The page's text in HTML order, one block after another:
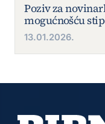
Poziv za
mogućnošću
13.01.2026.